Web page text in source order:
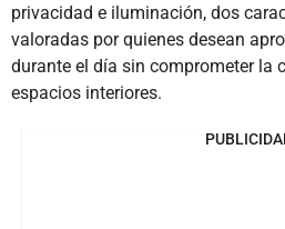
privacidad e iluminación, dos
valoradas por quienes desean
durante el día sin comprometer la
espacios interiores.